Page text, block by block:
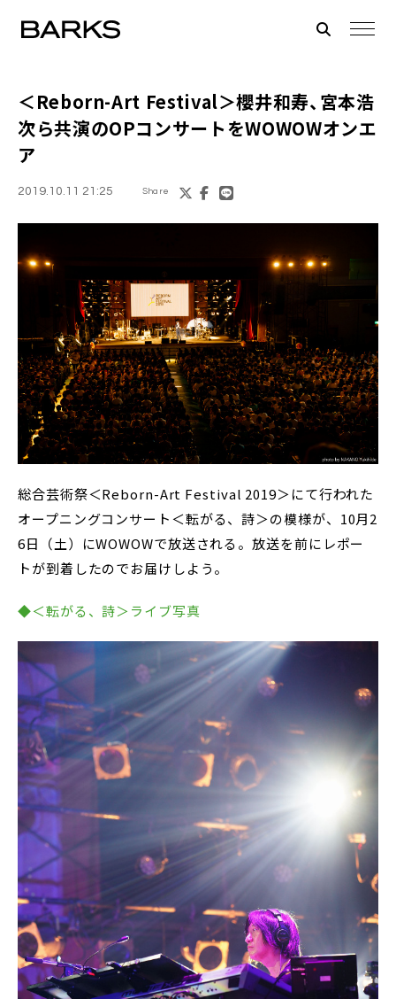
＜Reborn-Art Festival＞櫻井和寿、宮本浩
次ら共演のOPコンサートをWOWOWオンエ
ア
2019.10.11 21:25 Share
総合芸術祭＜Reborn-Art Festival 2019＞にて行われた
オープニングコンサート＜転がる、詩＞の模様が、10月2
6日（土）にWOWOWで放送される。放送を前にレポー
トが到着したのでお届けしよう。
◆＜転がる、詩＞ライブ写真